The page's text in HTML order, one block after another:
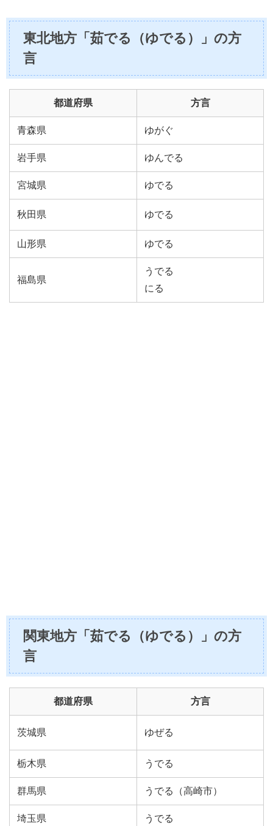
東北地方「茹でる（ゆでる）」の方
言
都道府県 方言
青森県 ゆがぐ
岩手県 ゆんでる
宮城県 ゆでる
秋田県 ゆでる
山形県 ゆでる
福島県
うでる
にる
関東地方「茹でる（ゆでる）」の方
言
都道府県 方言
茨城県 ゆぜる
栃木県 うでる
群馬県 うでる（高崎市）
埼玉県 うでる